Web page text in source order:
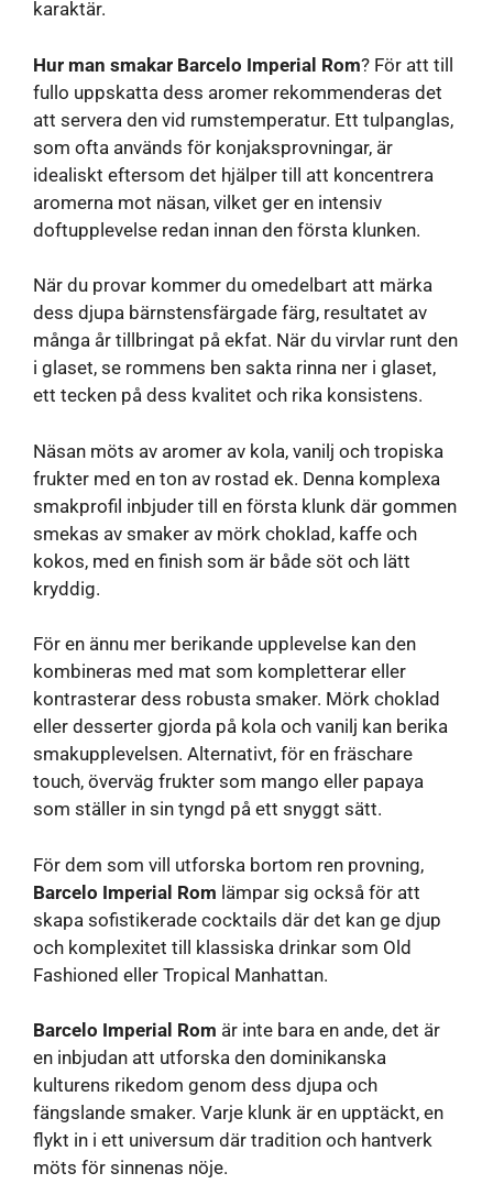
karaktär.
Hur man smakar Barcelo Imperial Rom? För att till
fullo uppskatta dess aromer rekommenderas det
att servera den vid rumstemperatur. Ett tulpanglas,
som ofta används för konjaksprovningar, är
idealiskt eftersom det hjälper till att koncentrera
aromerna mot näsan, vilket ger en intensiv
doftupplevelse redan innan den första klunken.
När du provar kommer du omedelbart att märka
dess djupa bärnstensfärgade färg, resultatet av
många år tillbringat på ekfat. När du virvlar runt den
i glaset, se rommens ben sakta rinna ner i glaset,
ett tecken på dess kvalitet och rika konsistens.
Näsan möts av aromer av kola, vanilj och tropiska
frukter med en ton av rostad ek. Denna komplexa
smakprofil inbjuder till en första klunk där gommen
smekas av smaker av mörk choklad, kaffe och
kokos, med en finish som är både söt och lätt
kryddig.
För en ännu mer berikande upplevelse kan den
kombineras med mat som kompletterar eller
kontrasterar dess robusta smaker. Mörk choklad
eller desserter gjorda på kola och vanilj kan berika
smakupplevelsen. Alternativt, för en fräschare
touch, överväg frukter som mango eller papaya
som ställer in sin tyngd på ett snyggt sätt.
För dem som vill utforska bortom ren provning,
Barcelo Imperial Rom lämpar sig också för att
skapa sofistikerade cocktails där det kan ge djup
och komplexitet till klassiska drinkar som Old
Fashioned eller Tropical Manhattan.
Barcelo Imperial Rom är inte bara en ande, det är
en inbjudan att utforska den dominikanska
kulturens rikedom genom dess djupa och
fängslande smaker. Varje klunk är en upptäckt, en
flykt in i ett universum där tradition och hantverk
möts för sinnenas nöje.